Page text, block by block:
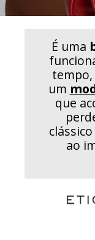
É uma
tempo,
um
que
ao